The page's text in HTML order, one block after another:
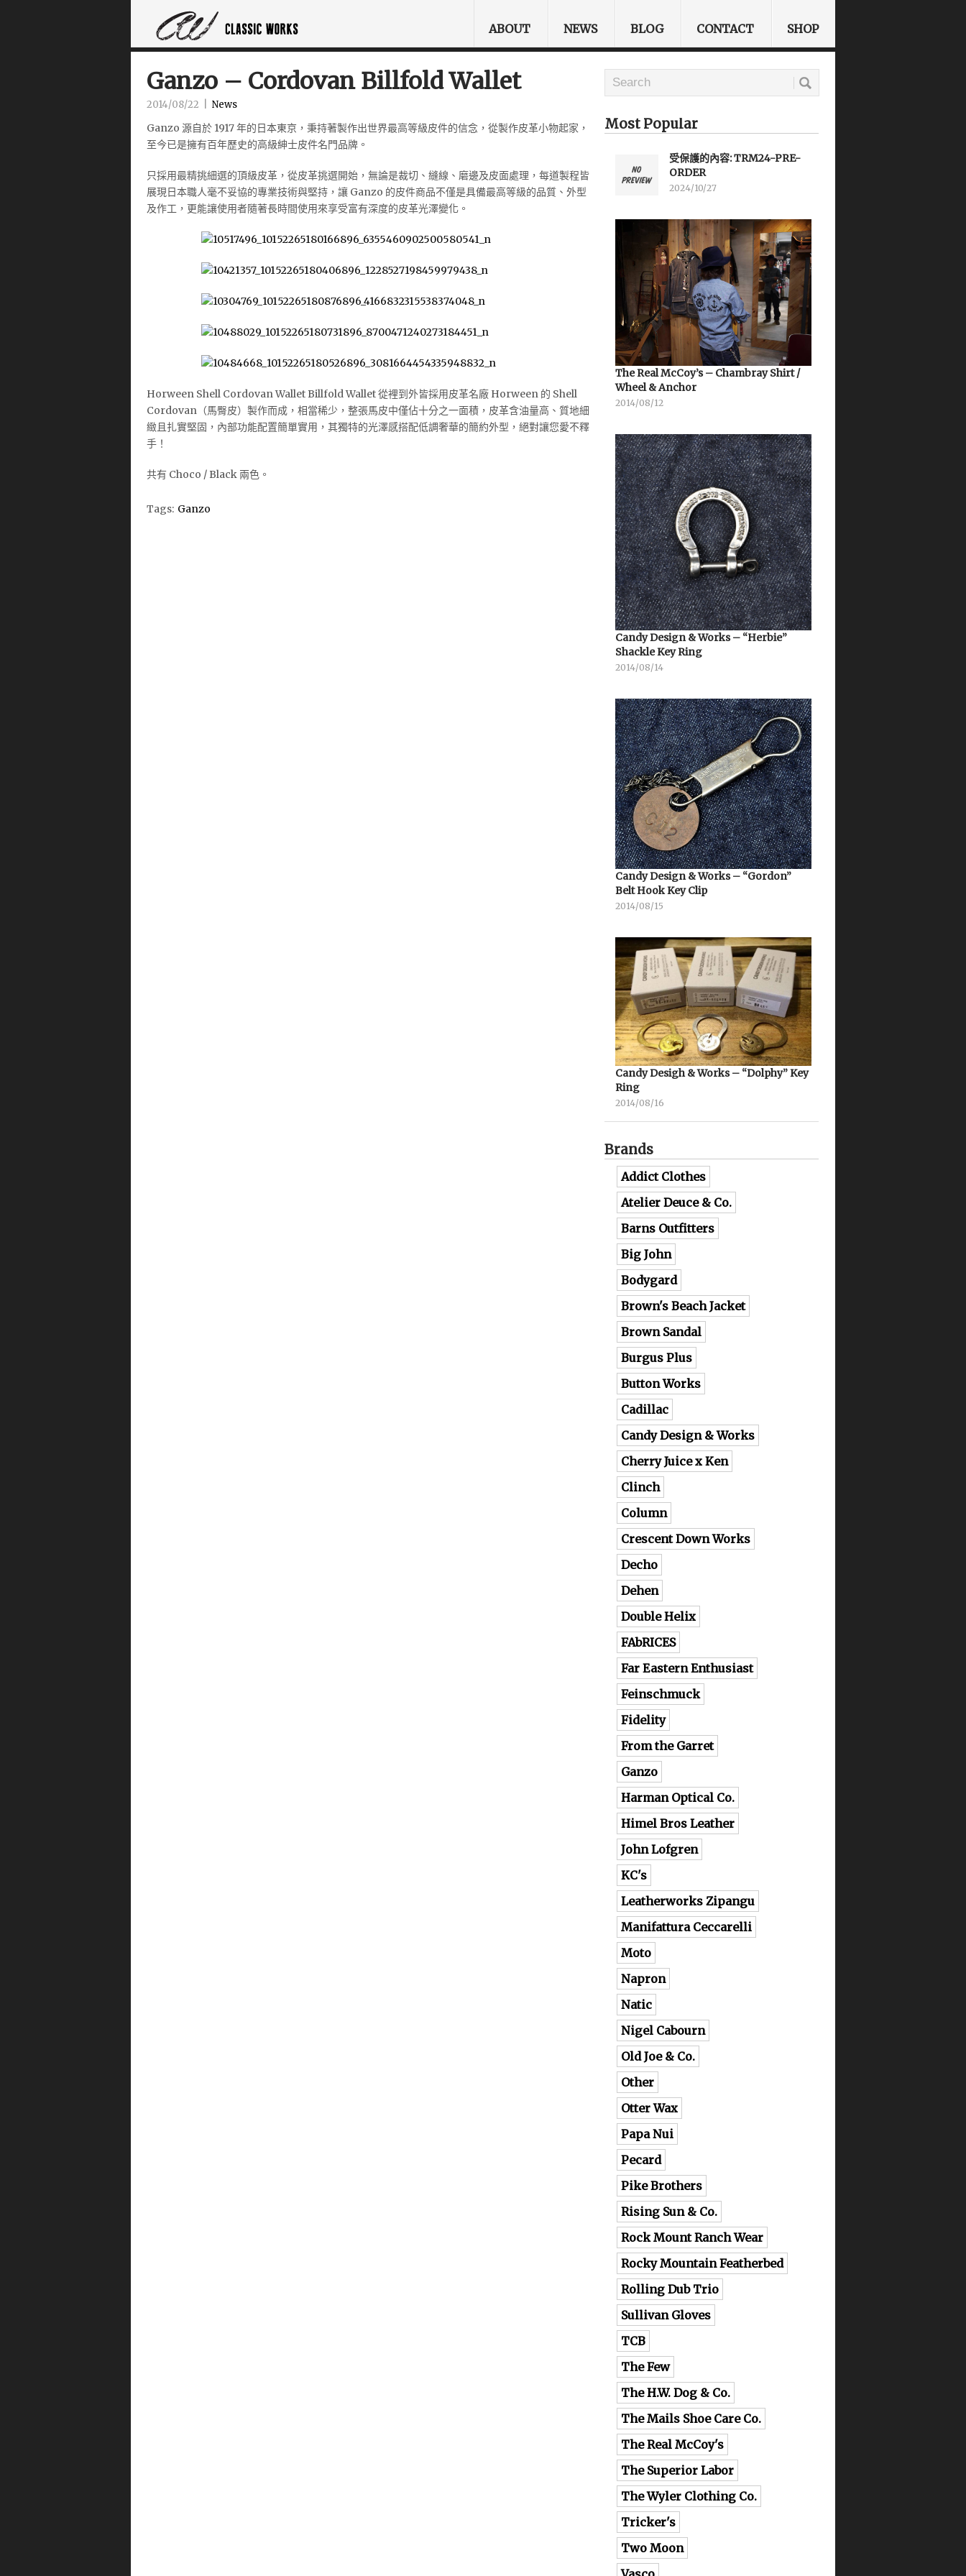
ABOUT NEWS BLOG CONTACT SHOP
Ganzo – Cordovan Billfold Wallet
2014/08/22 News
Ganzo 源自於 1917 年的日本東京，秉持著製作出世界最高等級皮件的信念，從製作皮革小物起家，
至今已是擁有百年歷史的高級紳士皮件名門品牌。
只採用最精挑細選的頂級皮革，從皮革挑選開始，無論是裁切、縫線、磨邊及皮面處理，每道製程皆
展現日本職人毫不妥協的專業技術與堅持，讓 Ganzo 的皮件商品不僅是具備最高等級的品質、外型
及作工，更能讓使用者隨著長時間使用來享受富有深度的皮革光澤變化 。
Horween Shell Cordovan Wallet Billfold Wallet 從裡到外皆採用皮革名廠 Horween 的 Shell
Cordovan（馬臀皮）製作而成，相當稀少，整張馬皮中僅佔十分之一面積，皮革含油量高、質地細
緻且扎實堅固，內部功能配置簡單實用，其獨特的光澤感搭配低調奢華的簡約外型，絕對讓您愛不釋
手！
共有 Choco / Black 兩色。
Tags: Ganzo
Most Popular
受保護的內容: TRM24-PRE-
ORDER
2024/10/27
The Real McCoy’s – Chambray Shirt /
Wheel & Anchor
2014/08/12
Candy Design & Works – “Herbie”
Shackle Key Ring
2014/08/14
Candy Design & Works – “Gordon”
Belt Hook Key Clip
2014/08/15
Candy Desigh & Works – “Dolphy” Key
Ring
2014/08/16
Brands
Addict Clothes
Atelier Deuce & Co.
Barns Outfitters
Big John
Bodygard
Brown's Beach Jacket
Brown Sandal
Burgus Plus
Button Works
Cadillac
Candy Design & Works
Cherry Juice x Ken
Clinch
Column
Crescent Down Works
Decho
Dehen
Double Helix
FAbRICES
Far Eastern Enthusiast
Feinschmuck
Fidelity
From the Garret
Ganzo
Harman Optical Co.
Himel Bros Leather
John Lofgren
KC's
Leatherworks Zipangu
Manifattura Ceccarelli
Moto
Napron
Natic
Nigel Cabourn
Old Joe & Co.
Other
Otter Wax
Papa Nui
Pecard
Pike Brothers
Rising Sun & Co.
Rock Mount Ranch Wear
Rocky Mountain Featherbed
Rolling Dub Trio
Sullivan Gloves
TCB
The Few
The H.W. Dog & Co.
The Mails Shoe Care Co.
The Real McCoy's
The Superior Labor
The Wyler Clothing Co.
Tricker's
Two Moon